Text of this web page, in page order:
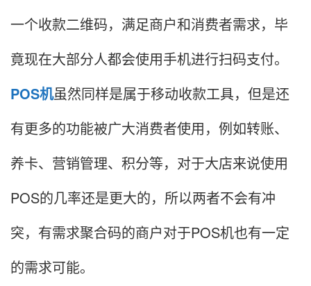
一个收款二维码，满足商户和消费者需求，毕
竟现在大部分人都会使用手机进行扫码支付。
POS机虽然同样是属于移动收款工具，但是还
有更多的功能被广大消费者使用，例如转账、
养卡、营销管理、积分等，对于大店来说使用
POS的几率还是更大的，所以两者不会有冲
突，有需求聚合码的商户对于POS机也有一定
的需求可能。